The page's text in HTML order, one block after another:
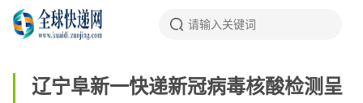
辽宁阜新一快递新冠病毒核酸检测呈